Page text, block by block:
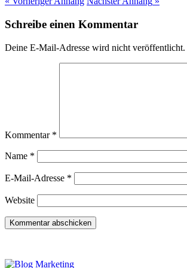
Schreibe einen Kommentar
Deine E-Mail-Adresse wird nicht veröffentlicht.
Kommentar *
Name *
E-Mail-Adresse *
Website